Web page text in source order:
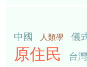
中國 人類學 儀
原住民 台灣